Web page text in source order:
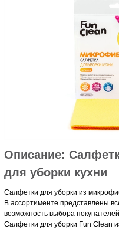
Описание:
для уборки кухни
Салфетки для уборки из
В ассортименте представлены
возможность выбора
Салфетки для уборки Fun Clean